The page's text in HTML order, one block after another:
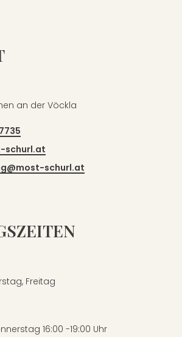
Region
an der Vöckla
schurl.at
schurl.at
Freitag
16:00 -19:00 Uhr